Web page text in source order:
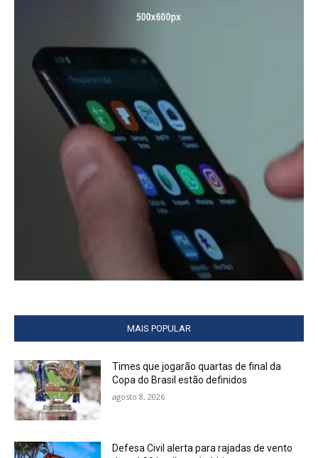
MAIS POPULAR
Times que jogarão quartas de final da
Copa do Brasil estão definidos
agosto 8, 2026
Defesa Civil alerta para rajadas de vento